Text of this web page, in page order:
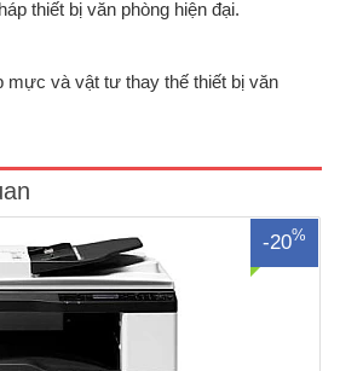
thiết bị văn phòng hiện đại.
và vật tư thay thế thiết bị văn
-20%
(Mới 100%)Chức năng: Copy – In mạng –
bản chụp – Nạp đảo bản gốc tự động Tốc
giấy: A6 - A3Định lượng giấy: 52-216